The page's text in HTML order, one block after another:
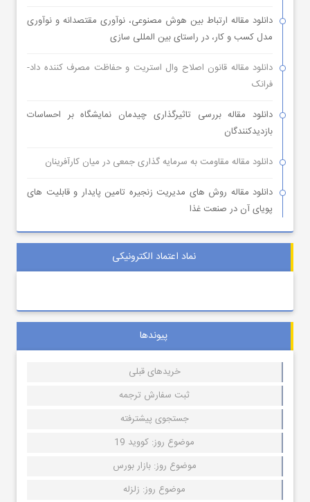
دانلود مقاله ارتباط بین هوش مصنوعی، نوآوری مقتصدانه و نوآوری
مدل کسب و کار، در راستای بین المللی سازی
دانلود مقاله قانون اصلاح وال استریت و حفاظت مصرف کننده داد-
فرانک
دانلود مقاله بررسی تاثیرگذاری چیدمان نمایشگاه بر احساسات
بازدیدکنندگان
دانلود مقاله مقاومت به سرمایه گذاری جمعی در میان کارآفرینان
دانلود مقاله روش های مدیریت زنجیره تامین پایدار و قابلیت های
پویای آن در صنعت غذا
نماد اعتماد الکترونیکی
پیوندها
خریدهای قبلی
ثبت سفارش ترجمه
جستجوی پیشترفته
موضوع روز: کووید 19
موضوع روز: بازار بورس
موضوع روز: زلزله